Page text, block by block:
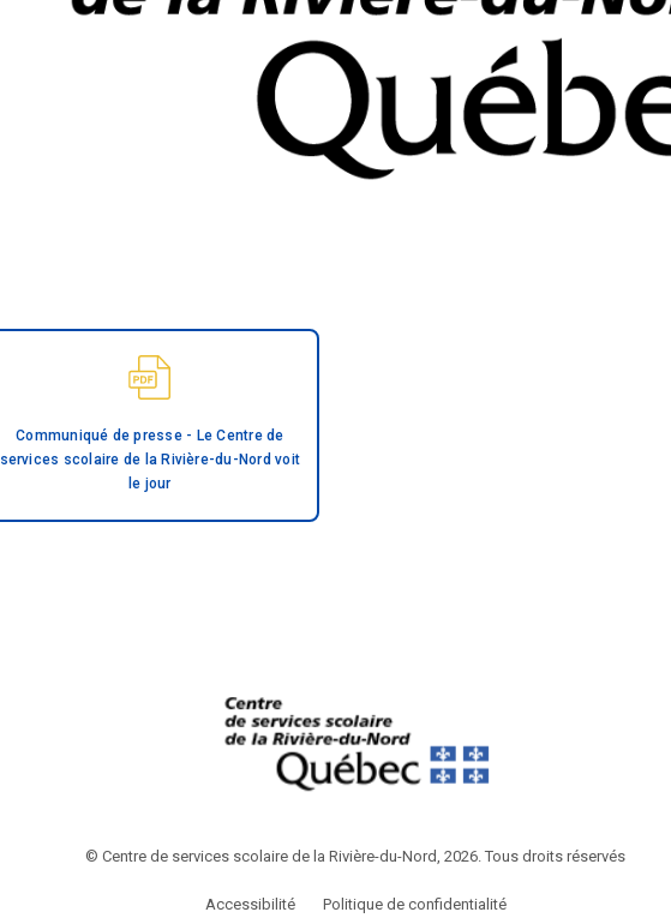
Communiqué de presse - Le Centre de
services scolaire de la Rivière-du-Nord voit
le jour
© Centre de services scolaire de la Rivière-du-Nord, 2026. Tous droits réservés
Accessibilité Politique de confidentialité